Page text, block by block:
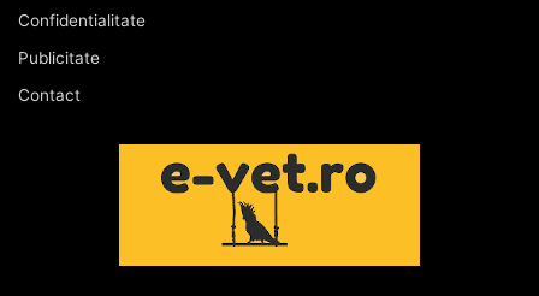
Confidentialitate
Publicitate
Contact